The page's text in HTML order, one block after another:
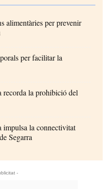
alimentàries per prevenir
per facilitar la
la prohibició del
la connectivitat
Segarra
-